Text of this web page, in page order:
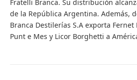
Fratelli Branca. Su distribución
de la República Argentina. Además,
Branca Destilerías S.A exporta
Punt e Mes y Licor Borghetti a